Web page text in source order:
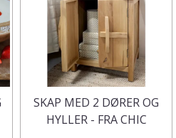
SKAP MED 2 DØRER OG
HYLLER - FRA CHIC